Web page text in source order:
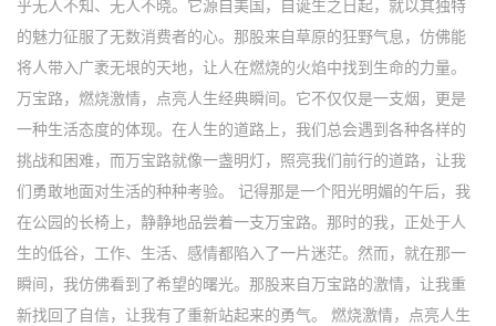
乎无人不知、无人不晓。它源自美国，自诞生之日起，就以其独特
的魅力征服了无数消费者的心。那股来自草原的狂野气息，仿佛能
将人带入广袤无垠的天地，让人在燃烧的火焰中找到生命的力量。
万宝路，燃烧激情，点亮人生经典瞬间。它不仅仅是一支烟，更是
一种生活态度的体现。在人生的道路上，我们总会遇到各种各样的
挑战和困难，而万宝路就像一盏明灯，照亮我们前行的道路，让我
们勇敢地面对生活的种种考验。 记得那是一个阳光明媚的午后，我
在公园的长椅上，静静地品尝着一支万宝路。那时的我，正处于人
生的低谷，工作、生活、感情都陷入了一片迷茫。然而，就在那一
瞬间，我仿佛看到了希望的曙光。那股来自万宝路的激情，让我重
新找回了自信，让我有了重新站起来的勇气。 燃烧激情，点亮人生